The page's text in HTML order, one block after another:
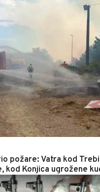
požare: Vatra kod
kod Konjica ugrožene